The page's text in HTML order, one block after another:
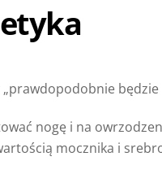
nogę i na
mocznika i